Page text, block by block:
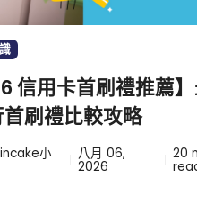
信用卡首刷禮推薦
刷禮比較攻略
小 八月 06,
2026
20